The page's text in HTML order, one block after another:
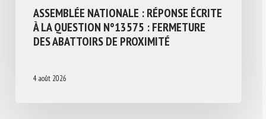
ASSEMBLÉE NATIONALE : RÉPONSE ÉCRITE
À LA QUESTION N°13575 : FERMETURE
DES ABATTOIRS DE PROXIMITÉ
4 août 2026